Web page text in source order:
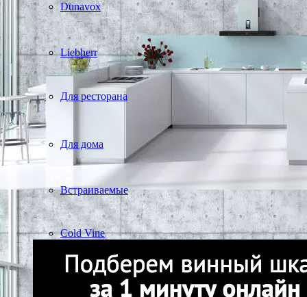
Dunavox
Liebherr
Для ресторана
Для дома
Встраиваемые
Cold Vine